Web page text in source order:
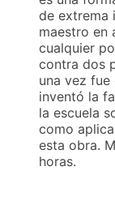
de extrema
maestro en
cualquier
contra dos
una vez fue
inventó la
la escuela
como
esta obra.
horas.